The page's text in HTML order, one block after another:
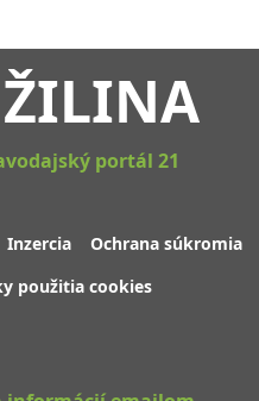
ŽILINA
portál 21
Inzercia
Ochrana súkromia
použitia cookies